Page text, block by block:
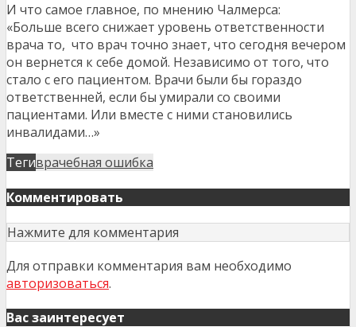
И что самое главное, по мнению Чалмерса:
«Больше всего снижает уровень ответственности
врача то, что врач точно знает, что сегодня вечером
он вернется к себе домой. Независимо от того, что
стало с его пациентом. Врачи были бы гораздо
ответственней, если бы умирали со своими
пациентами. Или вместе с ними становились
инвалидами…»
Тегиврачебная ошибка
Комментировать
Нажмите для комментария
Для отправки комментария вам необходимо
авторизоваться.
Вас заинтересует